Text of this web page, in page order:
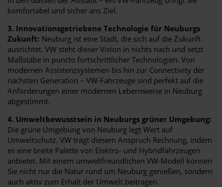
komfortabel und sicher ans Ziel.
3. Innovationsgetriebene Technologie für Neuburgs
Zukunft: Neuburg ist eine Stadt, die sich auf die Zukunft
ausrichtet. VW steht dieser Vision in nichts nach und setzt
Maßstäbe in puncto fortschrittlicher Technologien. Von
modernen Assistenzsystemen bis hin zur Connectivity der
nächsten Generation – VW-Fahrzeuge sind perfekt auf die
Anforderungen einer modernen Lebensweise in Neuburg
abgestimmt.
4. Umweltbewusstsein in Neuburgs grüner Umgebung:
Die grüne Umgebung von Neuburg legt Wert auf
Umweltschutz. VW trägt diesem Anspruch Rechnung, indem
es eine breite Palette von Elektro- und Hybridfahrzeugen
anbietet. Mit einem umweltfreundlichen VW-Modell können
Sie nicht nur die Natur rund um Neuburg genießen, sondern
auch aktiv zum Erhalt der Umwelt beitragen.